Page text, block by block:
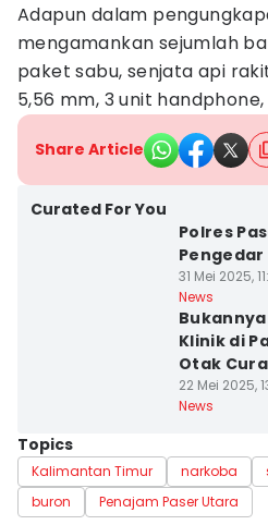
Adapun dalam
mengamankan sejumlah
paket sabu, senjata api
5,56 mm, 3 unit
Share Article
Curated For You
Polres
Pengedar
31 Mei 2025,
News
Klinik di
Otak
22 Mei 2025,
News
Topics
Kalimantan Timur narkoba
buron
Penajam Paser Utara